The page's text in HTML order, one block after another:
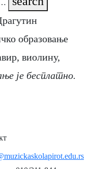
образовање
виолину,
је бесплатно.